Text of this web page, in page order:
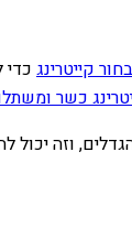
קייטרינג
כשר
וזה